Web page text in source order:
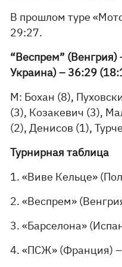
В прошлом туре
29:27.
“Веспрем”
Украина) – 36:29
М: Бохан (8),
(3), Козакевич (3),
(2), Денисов (1),
Турнирная таблица
1. «Виве Кельце»
2. «Веспрем»
3. «Барселона»
4. «ПСЖ» (Франция)